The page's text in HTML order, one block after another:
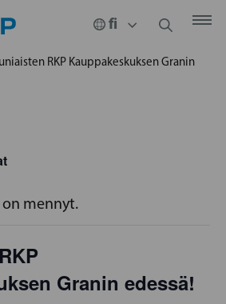
RKP Kauppakeskuksen Granin
mennyt.
Granin edessä!